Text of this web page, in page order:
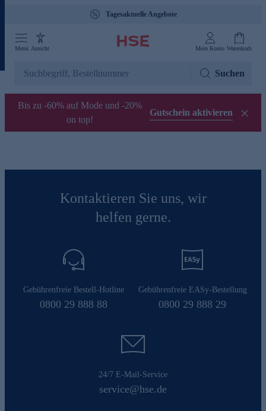
Tagesaktuelle Angebote
Menü Ansicht Mein Konto Warenkorb
Suchen
Bis zu -60% auf Mode und -20%
on top!
Gutschein aktivieren
Kontaktieren Sie uns, wir
helfen gerne.
Gebührenfreie Bestell-Hotline
0800 29 888 88
Gebührenfreie EASy-Bestellung
0800 29 888 29
24/7 E-Mail-Service
service@hse.de